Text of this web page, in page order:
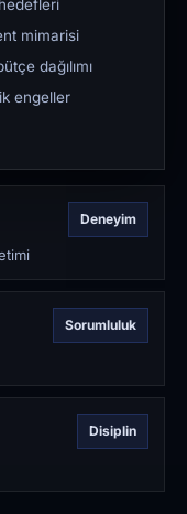
mimarisi
dağılımı
engeller
Deneyim
Sorumluluk
Disiplin